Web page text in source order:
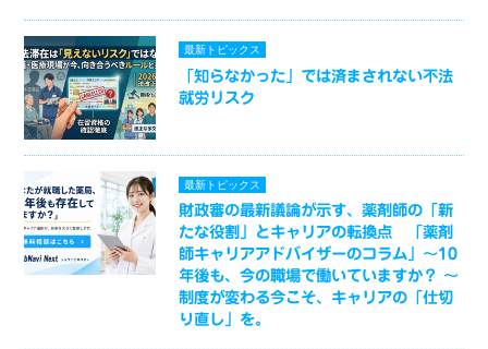
最新トピックス
「知らなかった」では済まされない不法
就労リスク
最新トピックス
財政審の最新議論が示す、薬剤師の「新
たな役割」とキャリアの転換点 「薬剤
師キャリアアドバイザーのコラム」～10
年後も、今の職場で働いていますか？ ～
制度が変わる今こそ、キャリアの「仕切
り直し」を。